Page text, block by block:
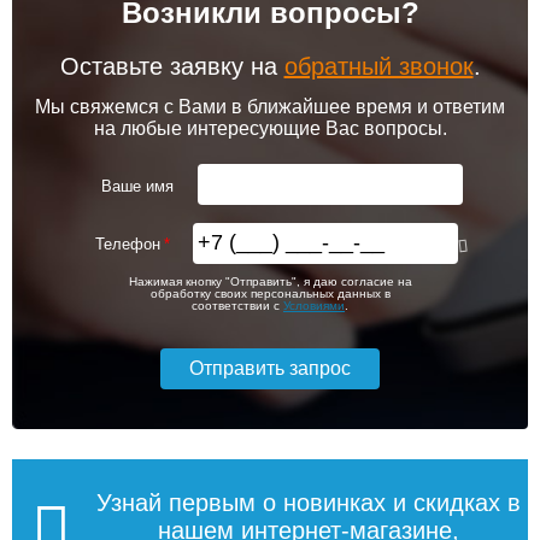
itermic Конвектор
ITTZ.190.400.3100
56 993
Подробнее
itermic Конвектор
itermic Конвектор
102 256
Подробнее Подробнее
внутрипольный
ITTBZ.190.400.4900
Подробнее
itermic Конвектор
внутрипольный
ITTBZ.190.400.3100
Подробнее
Комплект подключения
ITFS
5 150
Модуль-адаптер itermic
6 200
1/2"
Возникли вопросы?
Оставьте заявку на обратный звонок.
Мы свяжемся с Вами в ближайшее время и ответим
на любые интересующие Вас вопросы.
Ваше имя
Телефон
Нажимая кнопку "Отправить", я даю согласие на
обработку своих персональных данных в
соответствии с Условиями
Узнай первым о новинках и скидках в
нашем интернет-магазине,